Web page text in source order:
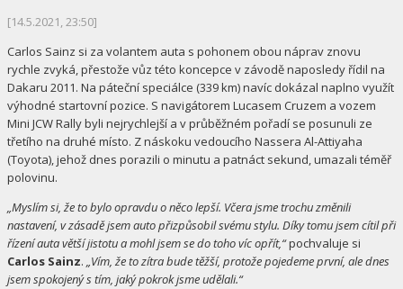
[14.5.2021, 23:50]
Carlos Sainz si za volantem auta s pohonem obou náprav znovu
rychle zvyká, přestože vůz této koncepce v závodě naposledy řídil na
Dakaru 2011. Na páteční speciálce (339 km) navíc dokázal naplno využít
výhodné startovní pozice. S navigátorem Lucasem Cruzem a vozem
Mini JCW Rally byli nejrychlejší a v průběžném pořadí se posunuli ze
třetího na druhé místo. Z náskoku vedoucího Nassera Al-Attiyaha
(Toyota), jehož dnes porazili o minutu a patnáct sekund, umazali téměř
polovinu.
„Myslím si, že to bylo opravdu o něco lepší. Včera jsme trochu změnili
nastavení, v zásadě jsem auto přizpůsobil svému stylu. Díky tomu jsem cítil při
řízení auta větší jistotu a mohl jsem se do toho víc opřít,“pochvaluje si
Carlos Sainz. „Vím, že to zítra bude těžší, protože pojedeme první, ale dnes
jsem spokojený s tím, jaký pokrok jsme udělali.“